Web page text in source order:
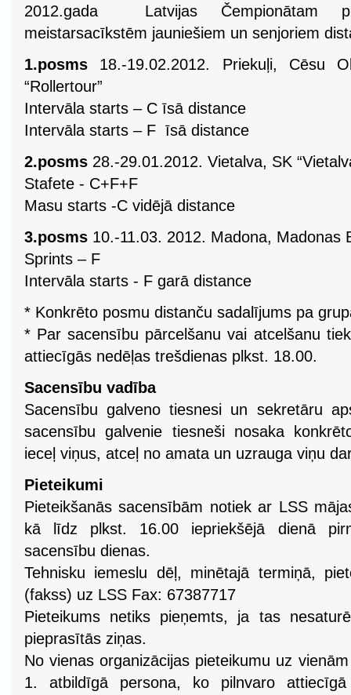
2012.gada Latvijas Čempionātam
meistarsacīkstēm jauniešiem un senjoriem
1.posms 18.-19.02.2012. Priekuļi, Cēsu
“Rollertour”
Intervāla starts – C īsā distance
Intervāla starts – F īsā distance
2.posms 28.-29.01.2012. Vietalva, SK
Stafete - C+F+F
Masu starts -C vidējā distance
3.posms 10.-11.03. 2012. Madona, Madonas
Sprints – F
Intervāla starts - F garā distance
* Konkrēto posmu distanču sadalījums pa
* Par sacensību pārcelšanu vai atcelšanu
attiecīgās nedēļas trešdienas plkst. 18.00.
Sacensību vadība
Sacensību galveno tiesnesi un sekretāru
sacensību galvenie tiesneši nosaka
ieceļ viņus, atceļ no amata un uzrauga viņu
Pieteikumi
Pieteikšanās sacensībām notiek ar LSS
kā līdz plkst. 16.00 iepriekšējā dienā
sacensību dienas.
Tehnisku iemeslu dēļ, minētajā termiņā,
(fakss) uz LSS Fax: 67387717
Pieteikums netiks pieņemts, ja tas
pieprasītās ziņas.
No vienas organizācijas pieteikumu uz
1. atbildīgā persona, ko pilnvaro